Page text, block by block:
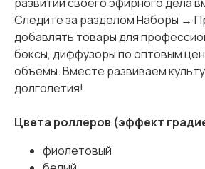
Следите за разделом Наборы →
добавлять товары для
боксы, диффузоры по оптовым
объемы. Вместе развиваем
долголетия!
Цвета роллеров (эффект
фиолетовый